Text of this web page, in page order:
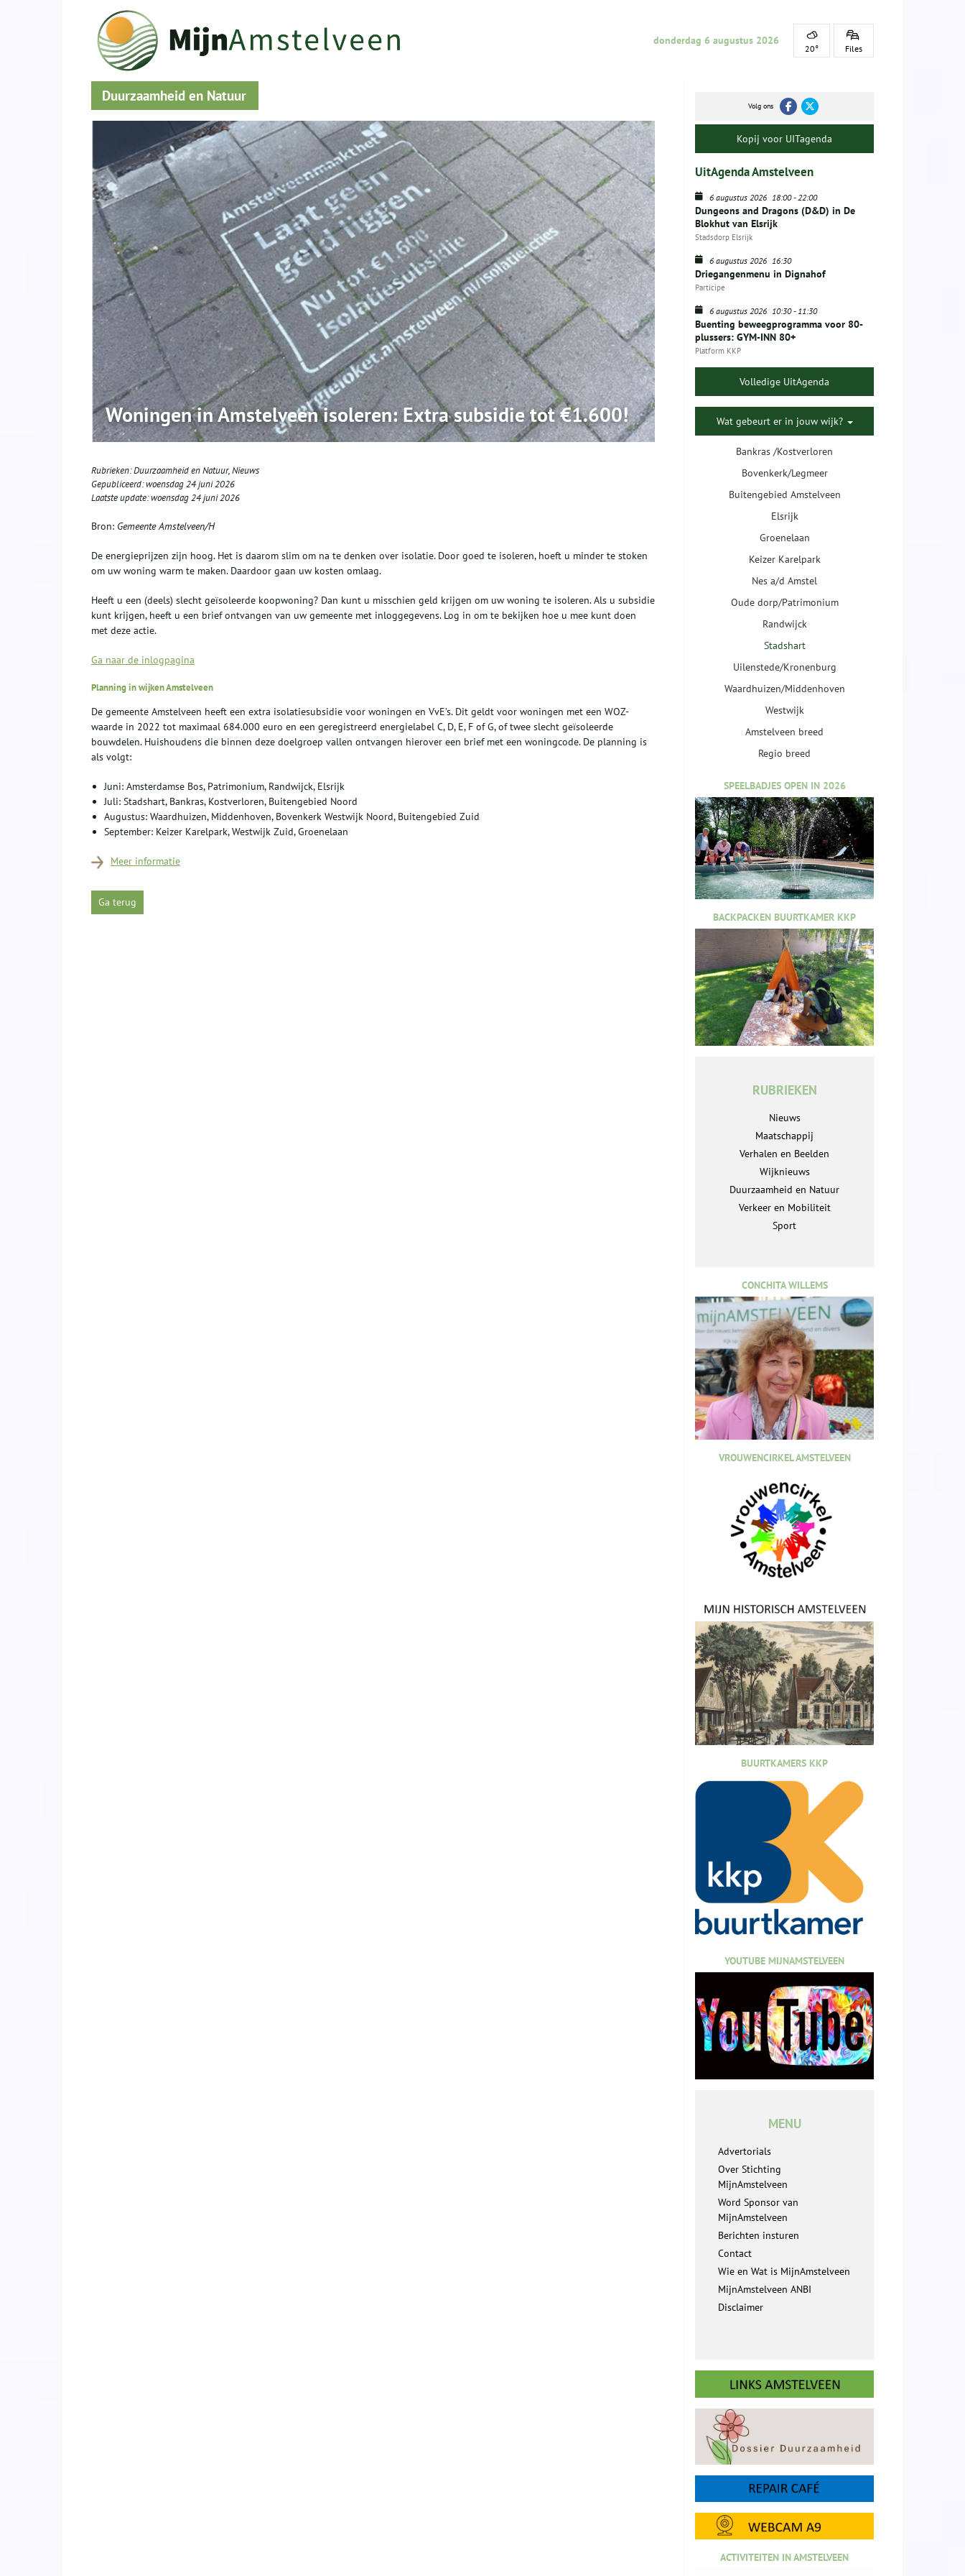
donderdag 6 augustus 2026
20° Files
Duurzaamheid en Natuur
Woningen in Amstelveen isoleren: Extra subsidie tot €1.600!
Rubrieken:Duurzaamheid en Natuur,Nieuws
Gepubliceerd:woensdag 24 juni 2026
Laatste update:woensdag 24 juni 2026
Bron: Gemeente Amstelveen/H
De energieprijzen zijn hoog. Het is daarom slim om na te denken over isolatie. Door goed te isoleren, hoeft u minder te stoken
om uw woning warm te maken. Daardoor gaan uw kosten omlaag.
Heeft u een (deels) slecht geïsoleerde koopwoning? Dan kunt u misschien geld krijgen om uw woning te isoleren. Als u subsidie
kunt krijgen, heeft u een brief ontvangen van uw gemeente met inloggegevens. Log in om te bekijken hoe u mee kunt doen
met deze actie.
Ga naar de inlogpagina
Planning in wijken Amstelveen
De gemeente Amstelveen heeft een extra isolatiesubsidie voor woningen en VvE’s. Dit geldt voor woningen met een WOZ-
waarde in 2022 tot maximaal 684.000 euro en een geregistreerd energielabel C, D, E, F of G, of twee slecht geïsoleerde
bouwdelen. Huishoudens die binnen deze doelgroep vallen ontvangen hierover een brief met een woningcode. De planning is
als volgt:
Juni: Amsterdamse Bos, Patrimonium, Randwijck, Elsrijk
Juli: Stadshart, Bankras, Kostverloren, Buitengebied Noord
Augustus: Waardhuizen, Middenhoven, Bovenkerk Westwijk Noord, Buitengebied Zuid
September: Keizer Karelpark, Westwijk Zuid, Groenelaan
Meer informatie
Ga terug
Volg ons
Kopij voor UITagenda
UitAgenda Amstelveen
6 augustus 2026 18:00-22:00
Dungeons and Dragons (D&D) in De
Blokhut van Elsrijk
Stadsdorp Elsrijk
6 augustus 2026 16:30
Driegangenmenu in Dignahof
Participe
6 augustus 2026 10:30-11:30
Buenting beweegprogramma voor 80-
plussers: GYM-INN 80+
Platform KKP
Volledige UitAgenda
Wat gebeurt er in jouw wijk?
Bankras /Kostverloren
Bovenkerk/Legmeer
Buitengebied Amstelveen
Elsrijk
Groenelaan
Keizer Karelpark
Nes a/d Amstel
Oude dorp/Patrimonium
Randwijck
Stadshart
Uilenstede/Kronenburg
Waardhuizen/Middenhoven
Westwijk
Amstelveen breed
Regio breed
SPEELBADJES OPEN IN 2026
BACKPACKEN BUURTKAMER KKP
RUBRIEKEN
Nieuws
Maatschappij
Verhalen en Beelden
Wijknieuws
Duurzaamheid en Natuur
Verkeer en Mobiliteit
Sport
CONCHITA WILLEMS
VROUWENCIRKEL AMSTELVEEN
BUURTKAMERS KKP
YOUTUBE MIJNAMSTELVEEN
MENU
Advertorials
Over Stichting
MijnAmstelveen
Word Sponsor van
MijnAmstelveen
Berichten insturen
Contact
Wie en Wat is MijnAmstelveen
MijnAmstelveen ANBI
Disclaimer
ACTIVITEITEN IN AMSTELVEEN